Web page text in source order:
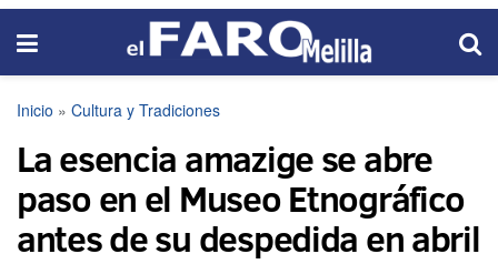
Inicio » Cultura y Tradiciones
La esencia amazige se abre
paso en el Museo Etnográfico
antes de su despedida en abril